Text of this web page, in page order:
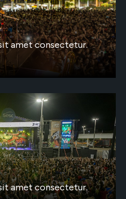
amet consectetur.
amet consectetur.